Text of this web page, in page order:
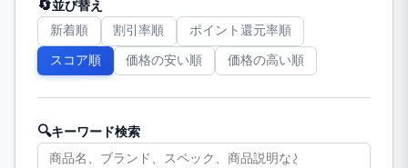
🔄並び替え
新着順 割引率順 ポイント還元率順
スコア順 価格の安い順 価格の高い順
🔍キーワード検索